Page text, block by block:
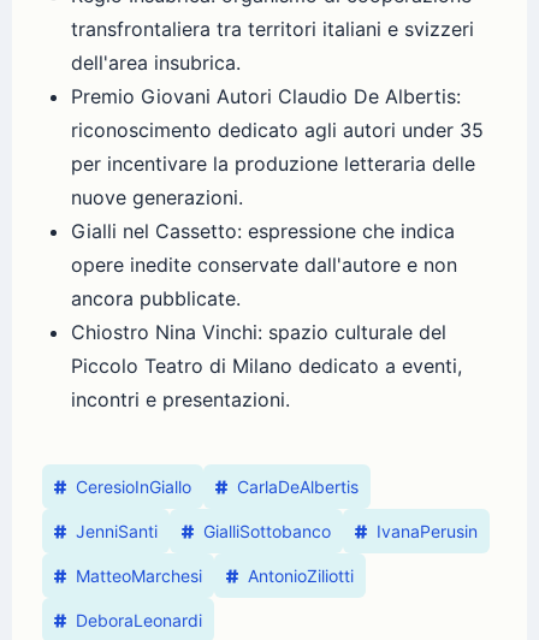
transfrontaliera tra territori italiani e svizzeri
dell'area insubrica.
Premio Giovani Autori Claudio De Albertis:
riconoscimento dedicato agli autori under 35
per incentivare la produzione letteraria delle
nuove generazioni.
Gialli nel Cassetto: espressione che indica
opere inedite conservate dall'autore e non
ancora pubblicate.
Chiostro Nina Vinchi: spazio culturale del
Piccolo Teatro di Milano dedicato a eventi,
incontri e presentazioni.
CeresioInGiallo CarlaDeAlbertis
JenniSanti GialliSottobanco IvanaPerusin
MatteoMarchesi AntonioZiliotti
DeboraLeonardi